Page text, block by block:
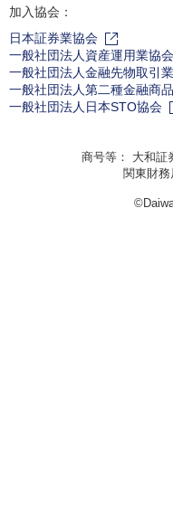
加入協会：
日本証券業協会
一般社団法人資産運用業協会
一般社団法人金融先物取引
一般社団法人第二種金融商
一般社団法人日本STO協会
商号等： 大和証
関東財